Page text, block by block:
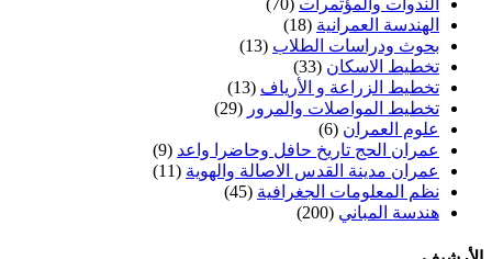
الندوات والمؤتمرات (70)
الهندسة العمرانية (18)
بحوث ودراسات الطلاب (13)
تخطيط الاسكان (33)
تخطيط الزراعة و الأرياف (13)
تخطيط المواصلات والمرور (29)
علوم العمران (6)
عمران الحج تاريخ حافل وحاضرا واعد (9)
عمران مدينة القدس الاصالة والهوية (11)
نظم المعلومات الجغرافية (45)
هندسة المباني (200)